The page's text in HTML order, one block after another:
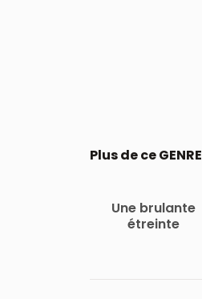
Plus de ce GENRE
Une brulante
étreinte